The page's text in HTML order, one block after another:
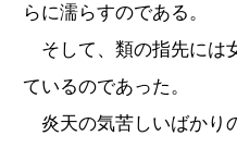
らに濡らすのである。
そして、類の指先には
ているのであった。
炎天の気苦しいばかり